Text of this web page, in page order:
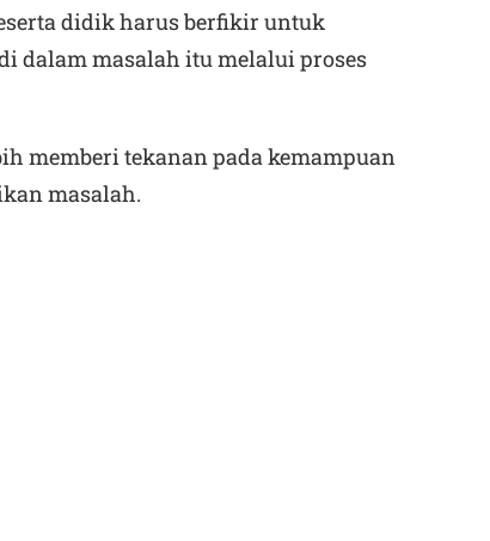
didik harus berfikir untuk
dalam masalah itu melalui proses
memberi tekanan pada kemampuan
masalah.